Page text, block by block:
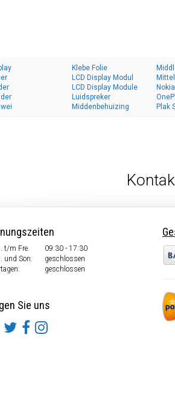
Klebe Folie
LCD Display Modul
LCD Display Module
Luidspreker
Middenbehuizing
Nokia
Plak
t/m Fre.
09:30 - 17:30
und Son.
geschlossen
geschlossen
Sie uns